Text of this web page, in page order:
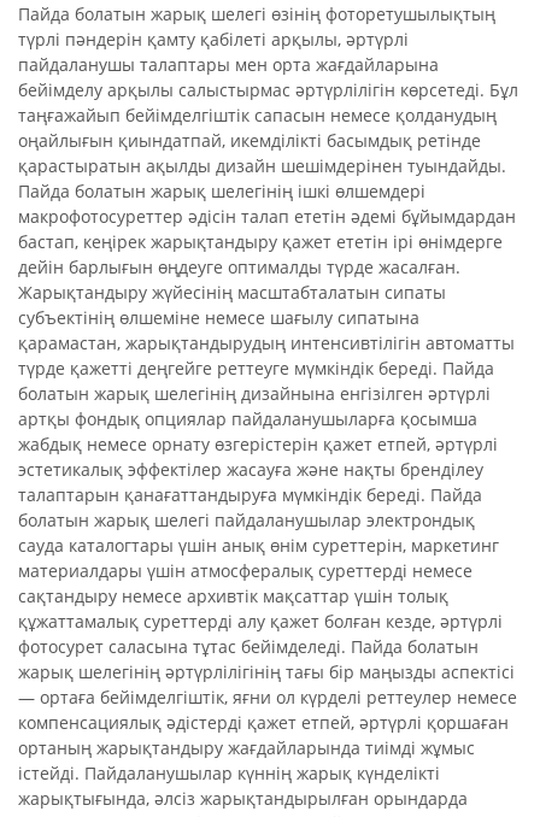
Пайда болатын жарық шелегі өзінің фоторетушылықтың
түрлі пәндерін қамту қабілеті арқылы, әртүрлі
пайдаланушы талаптары мен орта жағдайларына
бейімделу арқылы салыстырмас әртүрлілігін көрсетеді. Бұл
таңғажайып бейімделгіштік сапасын немесе қолданудың
оңайлығын қиындатпай, икемділікті басымдық ретінде
қарастыратын ақылды дизайн шешімдерінен туындайды.
Пайда болатын жарық шелегінің ішкі өлшемдері
макрофотосуреттер әдісін талап ететін әдемі бұйымдардан
бастап, кеңірек жарықтандыру қажет ететін ірі өнімдерге
дейін барлығын өңдеуге оптималды түрде жасалған.
Жарықтандыру жүйесінің масштабталатын сипаты
субъектінің өлшеміне немесе шағылу сипатына
қарамастан, жарықтандырудың интенсивтілігін автоматты
түрде қажетті деңгейге реттеуге мүмкіндік береді. Пайда
болатын жарық шелегінің дизайнына енгізілген әртүрлі
артқы фондық опциялар пайдаланушыларға қосымша
жабдық немесе орнату өзгерістерін қажет етпей, әртүрлі
эстетикалық эффектілер жасауға және нақты бренділеу
талаптарын қанағаттандыруға мүмкіндік береді. Пайда
болатын жарық шелегі пайдаланушылар электрондық
сауда каталогтары үшін анық өнім суреттерін, маркетинг
материалдары үшін атмосфералық суреттерді немесе
сақтандыру немесе архивтік мақсаттар үшін толық
құжаттамалық суреттерді алу қажет болған кезде, әртүрлі
фотосурет саласына тұтас бейімделеді. Пайда болатын
жарық шелегінің әртүрлілігінің тағы бір маңызды аспектісі
— ортаға бейімделгіштік, яғни ол күрделі реттеулер немесе
компенсациялық әдістерді қажет етпей, әртүрлі қоршаған
ортаның жарықтандыру жағдайларында тиімді жұмыс
істейді. Пайдаланушылар күннің жарық күнделікті
жарықтығында, әлсіз жарықтандырылған орындарда